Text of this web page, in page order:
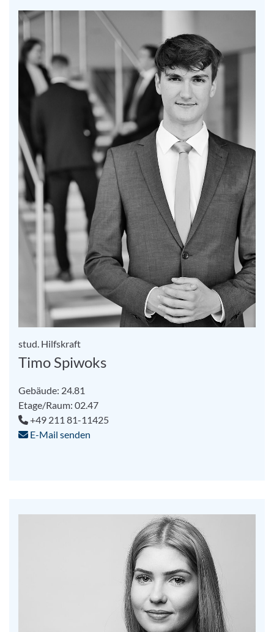
stud. Hilfskraft
Timo Spiwoks
Gebäude: 24.81
Etage/Raum: 02.47
+49 211 81-11425
E-Mail senden